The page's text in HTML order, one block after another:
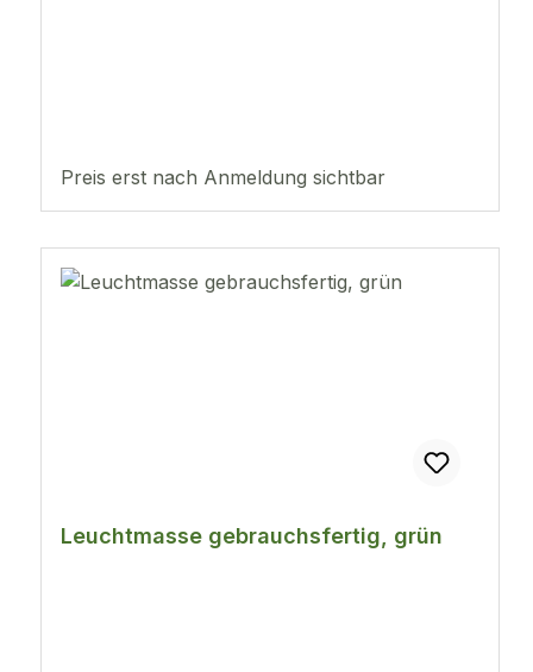
Preis erst nach Anmeldung sichtbar
Leuchtmasse gebrauchsfertig, grün